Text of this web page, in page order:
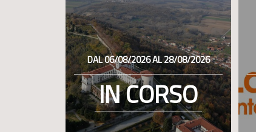
DAL 06/08/2026 AL 28/08/2026
IN CORSO